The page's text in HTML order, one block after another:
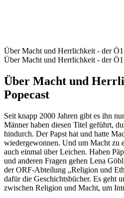
Über Macht und Herrlichkeit - der Ö1
Über Macht und Herrlichkeit - der Ö1
Über Macht und
Popecast
Seit knapp 2000 Jahren gibt es ihn
Männer haben diesen Titel geführt,
hindurch. Der Papst hat und hatte
wiedergewonnen. Und um Macht zu
auch einmal über Leichen. Haben
und anderen Fragen gehen Lena
der ORF-Abteilung „Religion und
dafür die Geschichtsbücher. Es geht
zwischen Religion und Macht, um